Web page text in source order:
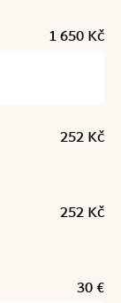
1 650 Kč
252 Kč
252 Kč
30 €